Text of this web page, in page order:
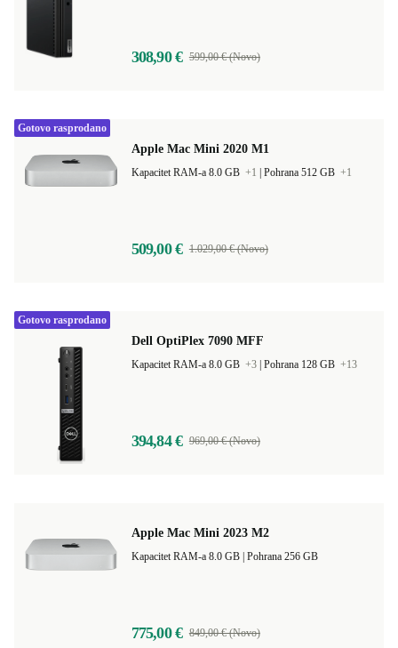
308,90 € 599,00 € (Novo)
Apple Mac Mini 2020 M1
Kapacitet RAM-a 8.0 GB +1 Pohrana 512 GB +1
509,00 € 1.029,00 € (Novo)
Gotovo rasprodano
Dell OptiPlex 7090 MFF
Kapacitet RAM-a 8.0 GB +3 Pohrana 128 GB +13
394,84 € 969,00 € (Novo)
Gotovo rasprodano
Apple Mac Mini 2023 M2
Pohrana 256 GB
775,00 € 849,00 € (Novo)